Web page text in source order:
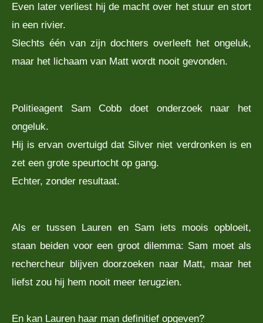
Even later verliest hij de macht over het stuur en stort
in een rivier.
Slechts één van zijn dochters overleeft het ongeluk,
maar het lichaam van Matt wordt nooit gevonden.
Politieagent Sam Cobb doet onderzoek naar het
ongeluk.
Hij is ervan overtuigd dat Silver niet verdronken is en
zet een grote speurtocht op gang.
Echter, zonder resultaat.
Als er tussen Lauren en Sam iets moois opbloeit,
staan beiden voor een groot dilemma: Sam moet als
rechercheur blijven doorzoeken naar Matt, maar het
liefst zou hij hem nooit meer terugzien.
En kan Lauren haar man definitief opgeven?